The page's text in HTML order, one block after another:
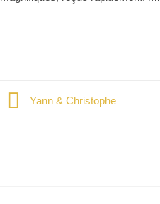
Yann & Christophe